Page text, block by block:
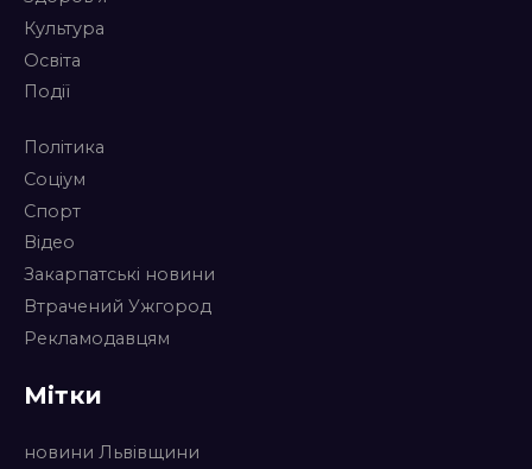
Культура
Освіта
Події
Політика
Соціум
Спорт
Відео
Закарпатські новини
Втрачений Ужгород
Рекламодавцям
Мітки
новини Львівщини